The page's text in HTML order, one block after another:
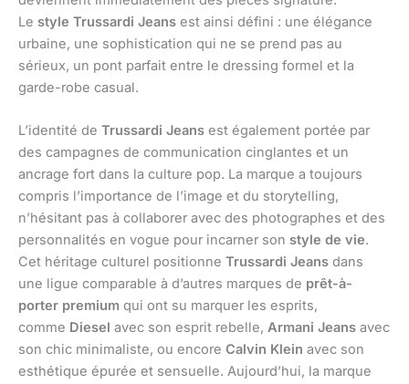
Le style Trussardi Jeans est ainsi défini : une élégance
urbaine, une sophistication qui ne se prend pas au
sérieux, un pont parfait entre le dressing formel et la
garde-robe casual.
L’identité de Trussardi Jeans est également portée par
des campagnes de communication cinglantes et un
ancrage fort dans la culture pop. La marque a toujours
compris l’importance de l’image et du storytelling,
n’hésitant pas à collaborer avec des photographes et des
personnalités en vogue pour incarner son style de vie.
Cet héritage culturel positionne Trussardi Jeans dans
une ligue comparable à d’autres marques de prêt-à-
porter premium qui ont su marquer les esprits,
comme Diesel avec son esprit rebelle, Armani Jeans avec
son chic minimaliste, ou encore Calvin Klein avec son
esthétique épurée et sensuelle. Aujourd’hui, la marque